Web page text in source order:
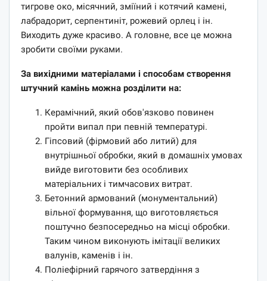
тигрове око, місячний, зміїний і котячий камені,
лабрадорит, серпентиніт, рожевий орлец і ін.
Виходить дуже красиво. А головне, все це можна
зробити своїми руками.
За вихідними матеріалами і способам створення
штучний камінь можна розділити на:
Керамічний, який обов'язково повинен
пройти випал при певній температурі.
Гіпсовий (фірмовий або литий) для
внутрішньої обробки, який в домашніх умовах
вийде виготовити без особливих
матеріальних і тимчасових витрат.
Бетонний армований (монументальний)
вільної формування, що виготовляється
поштучно безпосередньо на місці обробки.
Таким чином виконують імітації великих
валунів, каменів і ін.
Поліефірний гарячого затвердіння з